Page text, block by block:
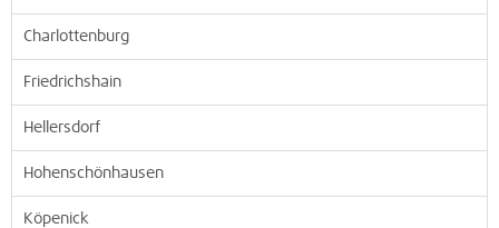
Charlottenburg
Friedrichshain
Hellersdorf
Hohenschönhausen
Köpenick